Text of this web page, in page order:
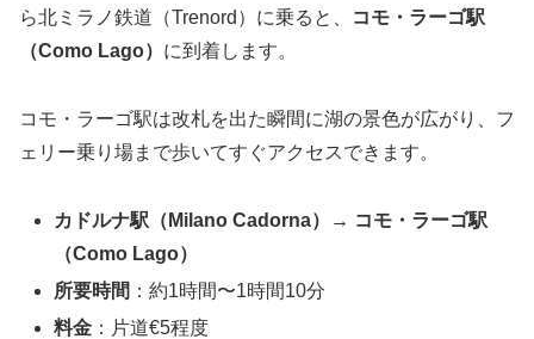
ら北ミラノ鉄道（Trenord）に乗ると、
コモ・ラーゴ駅
（Como Lago） に到着します。
コモ・ラーゴ駅は改札を出た瞬間に湖の景色が広がり、フ
ェリー乗り場まで歩いてすぐアクセスできます。
カドルナ駅（Milano Cadorna）→ コモ・ラーゴ駅
（Como Lago）
所要時間 ：約1時間〜1時間10分
料金 ：片道€5程度